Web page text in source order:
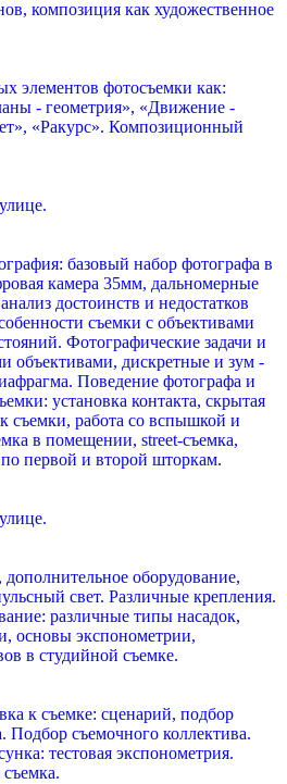
композиция как художественное
элементов фотосъемки как:
- геометрия», «Движение -
«Ракурс». Композиционный
базовый набор фотографа в
камера 35мм, дальномерные
достоинств и недостатков
съемки с объективами
Фотографические задачи и
объективами, дискретные и зум -
Поведение фотографа и
установка контакта, скрытая
съемки, работа со вспышкой и
в помещении, street-съемка,
первой и второй шторкам.
оборудование,
свет. Различные крепления.
различные типы насадок,
основы экспонометрии,
в студийной съемке.
к съемке: сценарий, подбор
съемочного коллектива.
тестовая экспонометрия.